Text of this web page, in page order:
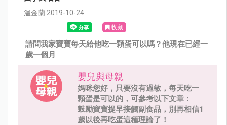
溫金蘭 2019-10-24
收藏
請問我家寶寶每天給他吃一顆蛋可以嗎？他現在已經一
歲一個月
嬰兒與母親
媽咪您好，只要沒有過敏，每天吃一
顆蛋是可以的，可參考以下文章：
鼓勵寶寶提早接觸副食品，別再相信1
歲以後再吃蛋這種理論了！